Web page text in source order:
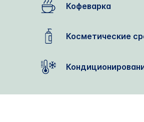
Кофеварка
Косметические